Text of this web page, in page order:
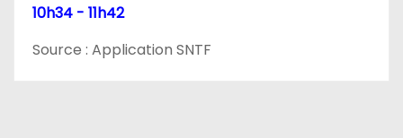
e
10h34 - 11h42
Source : Application SNTF